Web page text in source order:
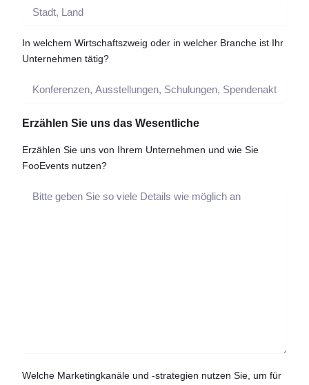
In welchem Wirtschaftszweig oder in welcher Branche ist Ihr
Unternehmen tätig?
Erzählen Sie uns das Wesentliche
Erzählen Sie uns von Ihrem Unternehmen und wie Sie
FooEvents nutzen?
Welche Marketingkanäle und -strategien nutzen Sie, um für